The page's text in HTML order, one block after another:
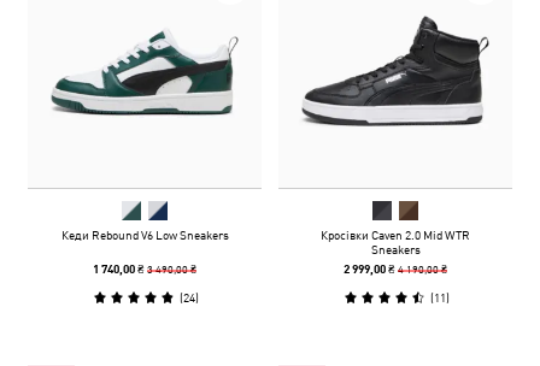
Кеди Rebound V6 Low Sneakers
1 740,00 ₴3 490,00 ₴
(24)
Кросівки Caven 2.0 Mid WTR
Sneakers
2 999,00 ₴4 190,00 ₴
(11)